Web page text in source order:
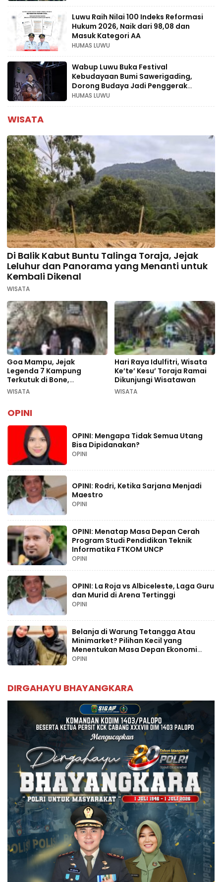
Luwu Raih Nilai 100 Indeks Reformasi
Hukum 2026, Naik dari 98,08 dan
Masuk Kategori AA
HUMAS LUWU
Wabup Luwu Buka Festival
Kebudayaan Bumi Sawerigading,
Dorong Budaya Jadi Penggerak
Ekonomi Kreatif
HUMAS LUWU
WISATA
Di Balik Kabut Buntu Talinga Toraja, Jejak
Leluhur dan Panorama yang Menanti untuk
Kembali Dikenal
WISATA
Goa Mampu, Jejak
Legenda 7 Kampung
Terkutuk di Bone,
Rekomendasi Liburan
WISATA
Hari Raya Idulfitri, Wisata
Ke’te’ Kesu’ Toraja Ramai
Dikunjungi Wisatawan
WISATA
OPINI
OPINI: Mengapa Tidak Semua Utang
Bisa Dipidanakan?
OPINI
OPINI: Rodri, Ketika Sarjana Menjadi
Maestro
OPINI
OPINI: Menatap Masa Depan Cerah
Program Studi Pendidikan Teknik
Informatika FTKOM UNCP
OPINI
OPINI: La Roja vs Albiceleste, Laga Guru
dan Murid di Arena Tertinggi
OPINI
Belanja di Warung Tetangga Atau
Minimarket? Pilihan Kecil yang
Menentukan Masa Depan Ekonomi
Palopo
OPINI
DIRGAHAYU BHAYANGKARA